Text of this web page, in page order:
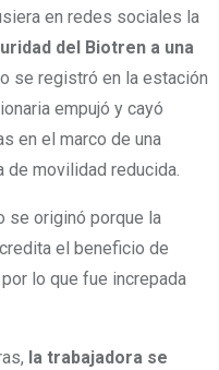
en redes sociales la
del Biotren a una
se registró en la estación
empujó y cayó
en el marco de una
movilidad reducida.
se originó porque la
el beneficio de
lo que fue increpada
la trabajadora se